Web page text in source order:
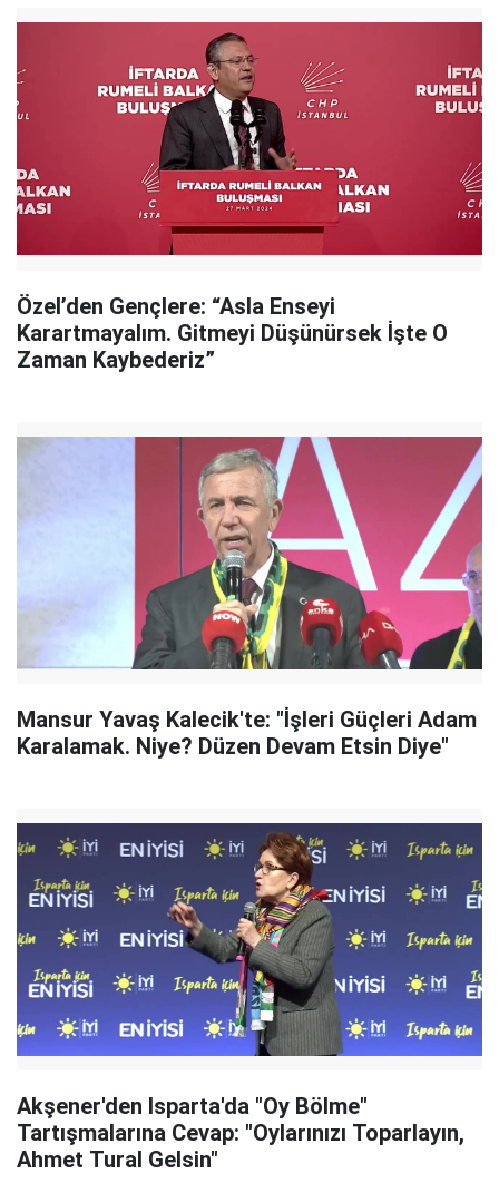
Özel’den Gençlere: “Asla Enseyi
Karartmayalım. Gitmeyi Düşünürsek İşte O
Zaman Kaybederiz”
Mansur Yavaş Kalecik'te: "İşleri Güçleri Adam
Karalamak. Niye? Düzen Devam Etsin Diye"
Akşener'den Isparta'da "Oy Bölme"
Tartışmalarına Cevap: "Oylarınızı Toparlayın,
Ahmet Tural Gelsin"